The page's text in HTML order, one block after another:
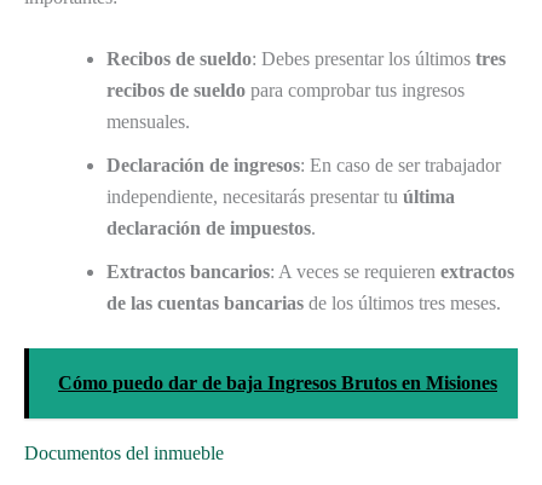
Recibos de sueldo: Debes presentar los últimos tres
recibos de sueldo para comprobar tus ingresos
mensuales.
Declaración de ingresos: En caso de ser trabajador
independiente, necesitarás presentar tu última
declaración de impuestos.
Extractos bancarios: A veces se requieren extractos
de las cuentas bancarias de los últimos tres meses.
Cómo puedo dar de baja Ingresos Brutos en Misiones
Documentos del inmueble